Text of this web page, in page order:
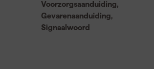
Voorzorgsaanduiding,
Gevarenaanduiding,
Signaalwoord